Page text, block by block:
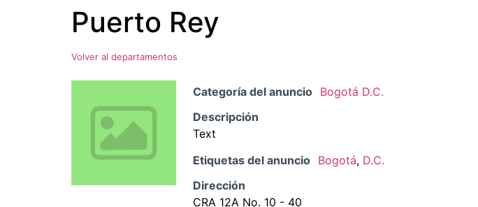
Puerto Rey
Volver al departamentos
Categoría del anuncio Bogotá D.C.
Descripción
Text
Etiquetas del anuncio Bogotá, D.C.
Dirección
CRA 12A No. 10 - 40